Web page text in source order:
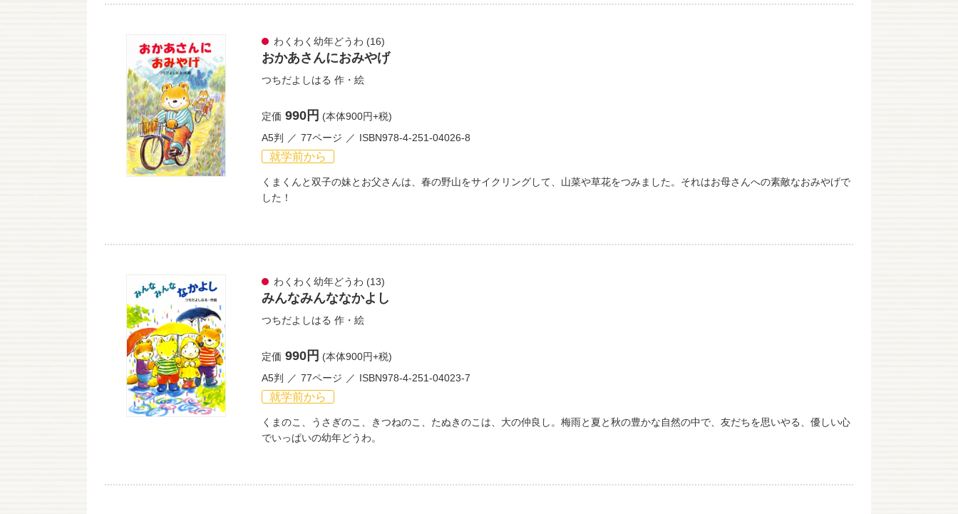
わくわく幼年どうわ (16)
おかあさんにおみやげ
つちだよしはる 作・絵
定価 990円 (本体900円+税)
A5判
77ページ ISBN978-4-251-04026-8
就学前から
くまくんと双子の妹とお父さんは、春の野山をサイクリングして、山菜や草花をつみました。それはお母さんへの素敵なおみやげで
した！
わくわく幼年どうわ (13)
みんなみんななかよし
つちだよしはる 作・絵
定価 990円 (本体900円+税)
A5判
77ページ ISBN978-4-251-04023-7
就学前から
くまのこ、うさぎのこ、きつねのこ、たぬきのこは、大の仲良し。梅雨と夏と秋の豊かな自然の中で、友だちを思いやる、優しい心
でいっぱいの幼年どうわ。